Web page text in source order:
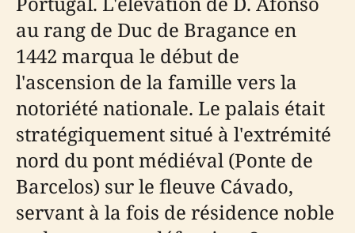
au rang de Duc de Bragance en
1442 marqua le début de
l'ascension de la famille vers la
notoriété nationale. Le palais était
stratégiquement situé à l'extrémité
nord du pont médiéval (Ponte de
Barcelos) sur le fleuve Cávado,
servant à la fois de résidence noble